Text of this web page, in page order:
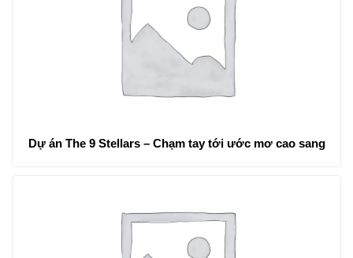
Dự án The 9 Stellars – Chạm tay tới ước mơ cao sang